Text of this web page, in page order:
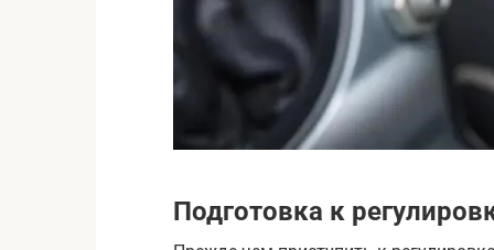
Подготовка к